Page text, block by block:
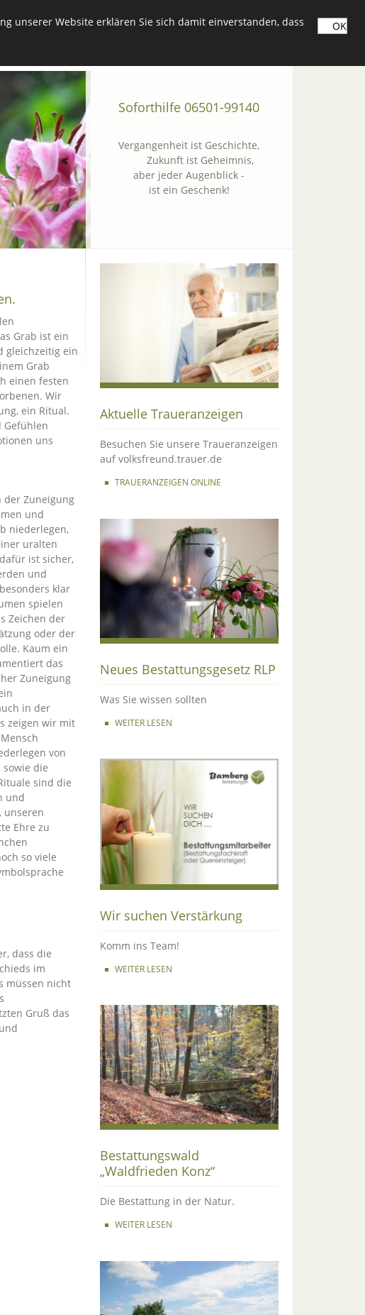
Soforthilfe 06501-99140
Vergangenheit ist Geschichte,
Zukunft ist Geheimnis,
aber jeder Augenblick -
ist ein Geschenk!
Grab ist ein
gleichzeitig ein
Grab
einen festen
Wir
ein Ritual.
Gefühlen
uns
der Zuneigung
und
niederlegen,
uralten
ist sicher,
und
klar
spielen
Zeichen der
oder der
Kaum ein
das
Zuneigung
in der
zeigen wir mit
von
die
sind die
und
unseren
Ehre zu
so viele
dass die
im
müssen nicht
Gruß das
Aktuelle Traueranzeigen
Besuchen Sie unsere Traueranzeigen
auf volksfreund.trauer.de
TRAUERANZEIGEN ONLINE
Neues Bestattungsgesetz RLP
Was Sie wissen sollten
WEITER LESEN
Wir suchen Verstärkung
Komm ins Team!
WEITER LESEN
Bestattungswald
„Waldfrieden Konz“
Die Bestattung in der Natur.
WEITER LESEN
OK
unserer Website erklären Sie sich damit einverstanden, dass